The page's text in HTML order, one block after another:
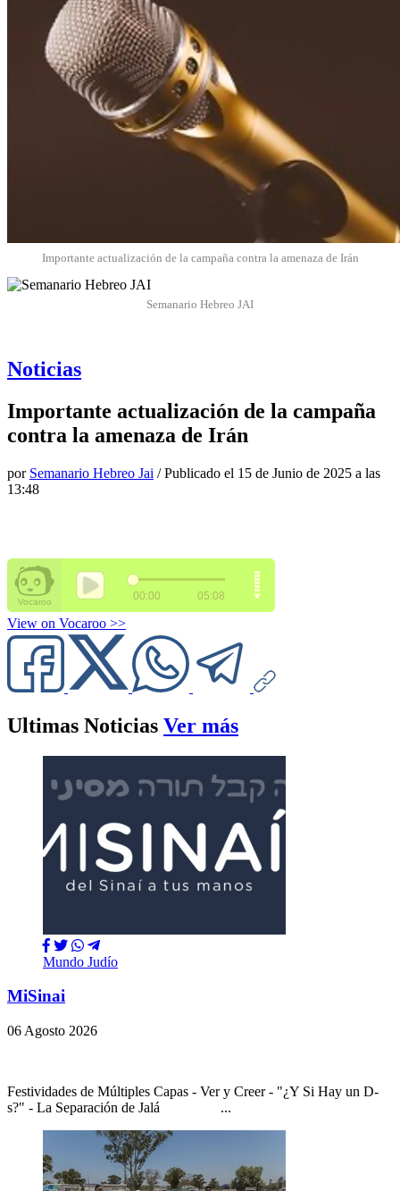
Importante actualización de la campaña contra la amenaza de Irán
Semanario Hebreo JAI
Noticias
Importante actualización de la campaña
contra la amenaza de Irán
por Semanario Hebreo Jai / Publicado el 15 de Junio de 2025 a las
13:48
View on Vocaroo >>
Ultimas Noticias Ver más
Mundo Judío
MiSinai
06 Agosto 2026
Festividades de Múltiples Capas - Ver y Creer - "¿Y Si Hay un D-
s?" - La Separación de Jalá ...